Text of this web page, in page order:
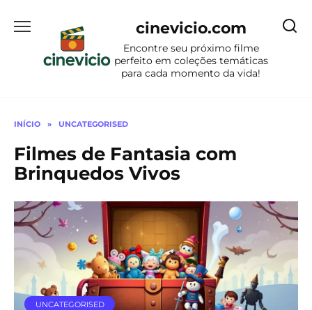
para
conteúdo
cinevicio.com
Encontre seu próximo filme
perfeito em coleções temáticas
para cada momento da vida!
INÍCIO » UNCATEGORISED
Filmes de Fantasia com
Brinquedos Vivos
UNCATEGORISED